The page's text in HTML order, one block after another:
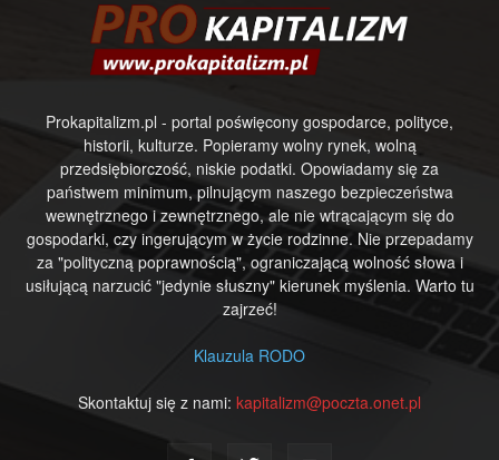
Prokapitalizm.pl - portal poświęcony gospodarce, polityce,
historii, kulturze. Popieramy wolny rynek, wolną
przedsiębiorczość, niskie podatki. Opowiadamy się za
państwem minimum, pilnującym naszego bezpieczeństwa
wewnętrznego i zewnętrznego, ale nie wtrącającym się do
gospodarki, czy ingerującym w życie rodzinne. Nie przepadamy
za "polityczną poprawnością", ograniczającą wolność słowa i
usiłującą narzucić "jedynie słuszny" kierunek myślenia. Warto tu
zajrzeć!
Klauzula RODO
Skontaktuj się z nami: kapitalizm@poczta.onet.pl